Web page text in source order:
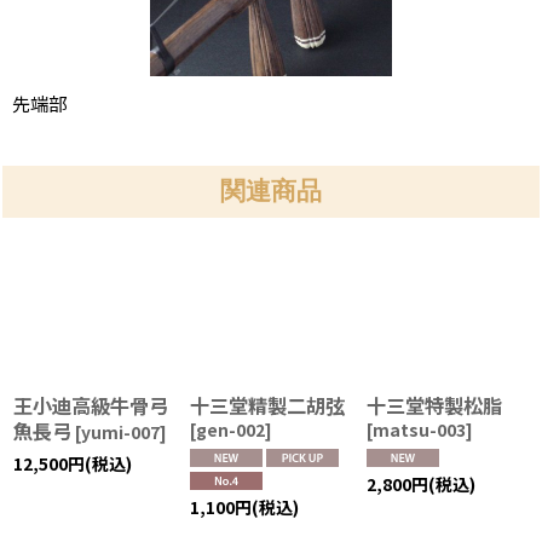
先端部
関連商品
王小迪高級牛骨弓
魚長弓 [yumi-007]
12,500円(税込)
十三堂精製二胡弦
[gen-002]
1,100円(税込)
十三堂特製松脂
[matsu-003]
2,800円(税込)